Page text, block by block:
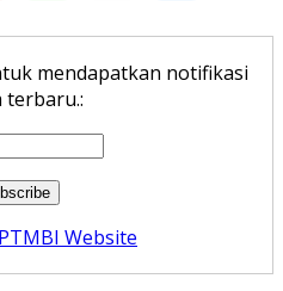
mendapatkan notifikasi
terbaru.:
PTMBI Website